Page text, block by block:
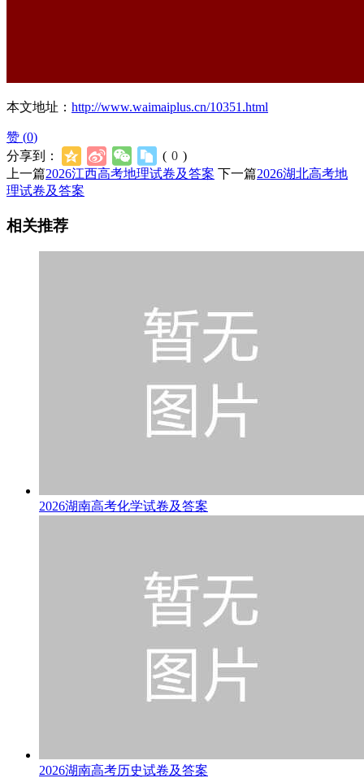
本文地址： http://www.waimaiplus.cn/10351.html
赞 (0)
分享到：
( 0 )
上一篇2026江西高考地理试卷及答案 下一篇2026湖北高考地
理试卷及答案
相关推荐
2026湖南高考化学试卷及答案
2026湖南高考历史试卷及答案